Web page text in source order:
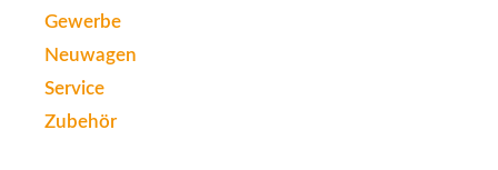
Gewerbe
Neuwagen
Service
Zubehör